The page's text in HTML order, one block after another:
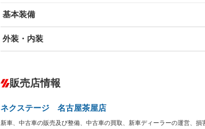
基本装備
エアバッグ：運転席/助手席
－ ダウンヒルアシストコントロール
Bluetooth接続 100V電源
外装・内装
オーディオ：CDまたはCDチェンジャー／ミュージック
サーバー
－
ヘッドライトウォッシャ
ー
－ 革シート
LEDヘッドランプ － HID(キセノンライト) － ポー
販売店情報
ネクステージ 名古屋茶屋店
新車、中古車の販売及び整備、中古車の買取、新車ディーラーの運営、損